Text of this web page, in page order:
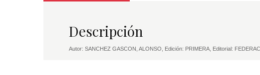
Descripción
Autor: SANCHEZ GASCON, ALONSO, Edición: PRIMERA, Editorial: